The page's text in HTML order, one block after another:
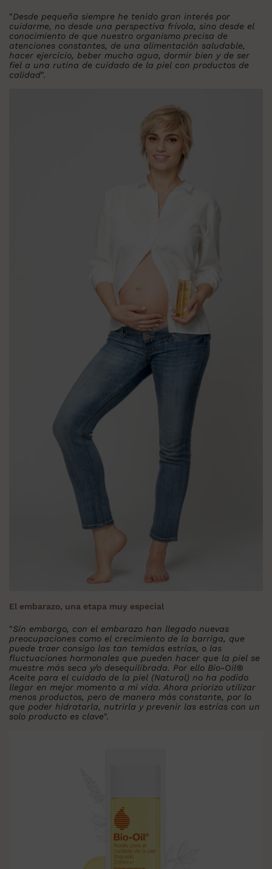
"Desde pequeña siempre he tenido gran interés por
cuidarme, no desde una perspectiva frívola, sino desde el
conocimiento de que nuestro organismo precisa de
atenciones constantes, de una alimentación saludable,
hacer ejercicio, beber mucha agua, dormir bien y de ser
fiel a una rutina de cuidado de la piel con productos de
calidad".
El embarazo, una etapa muy especial
"Sin embargo, con el embarazo han llegado nuevas
preocupaciones como el crecimiento de la barriga, que
puede traer consigo las tan temidas estrías, o las
fluctuaciones hormonales que pueden hacer que la piel se
muestre más seca y/o desequilibrada. Por ello Bio-Oil®
Aceite para el cuidado de la piel (Natural) no ha podido
llegar en mejor momento a mi vida. Ahora priorizo utilizar
menos productos, pero de manera más constante, por lo
que poder hidratarla, nutrirla y prevenir las estrías con un
solo producto es clave".